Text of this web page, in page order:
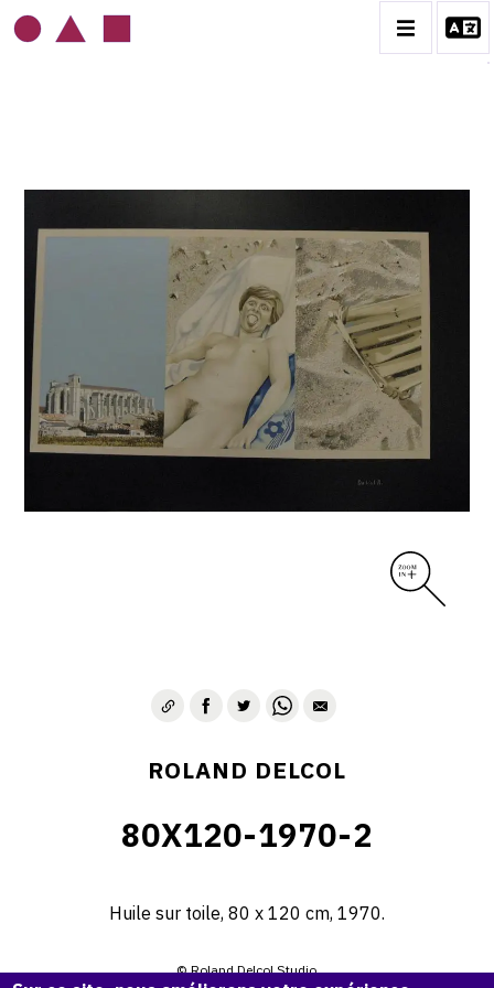
BIOGRAPHIE
CATALOGUE DES OEUVRES
CONTACT
ROLAND DELCOL
80X120-1970-2
Huile sur toile, 80 x 120 cm, 1970.
© Roland Delcol Studio